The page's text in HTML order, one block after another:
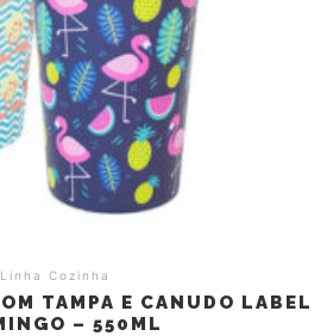
Linha Cozinha
TAMPA E CANUDO LABEL
– 550ML